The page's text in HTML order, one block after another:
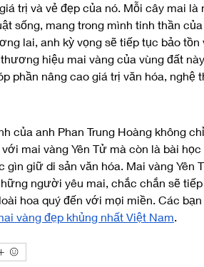
trị và vẻ đẹp của nó. Mỗi cây mai
sống, mang trong mình tinh thần của
lai, anh kỳ vọng sẽ tiếp tục bảo tồn
hiệu mai vàng của vùng đất
phần nâng cao giá trị văn hóa,
của anh Phan Trung Hoàng không
mai vàng Yên Tử mà còn là bài
gìn giữ di sản văn hóa. Mai vàng Yên
người yêu mai, chắc chắn sẽ
hoa quý đến với mọi miền. Các
vàng đẹp khủng nhất Việt Nam.